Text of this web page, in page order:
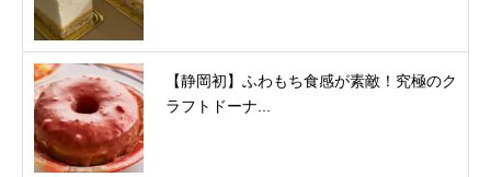
【静岡初】ふわもち食感が素敵！究極のク
ラフトドーナ...